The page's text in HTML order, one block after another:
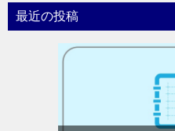
最近の投稿